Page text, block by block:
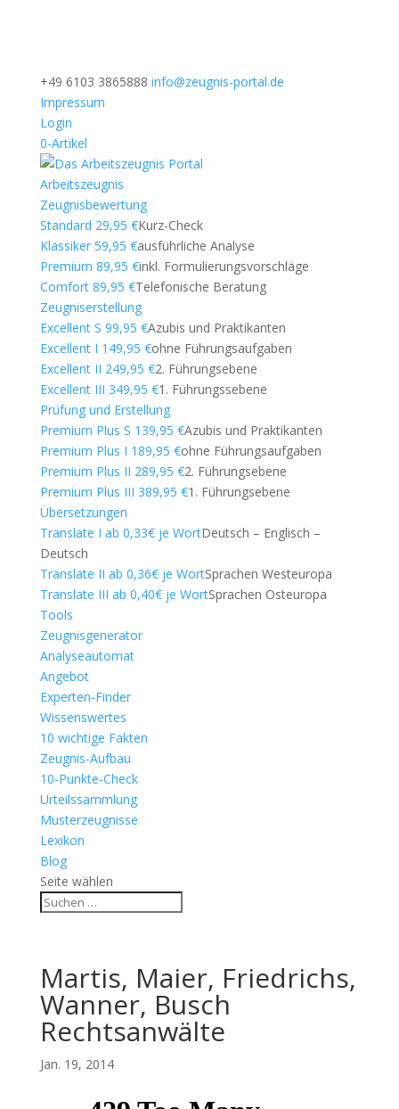
+49 6103 3865888 info@zeugnis-portal.de
Impressum
Login
0-Artikel
Arbeitszeugnis
Zeugnisbewertung
Standard 29,95 €Kurz-Check
Klassiker 59,95 €ausführliche Analyse
Premium 89,95 €inkl. Formulierungsvorschläge
Comfort 89,95 €Telefonische Beratung
Zeugniserstellung
Excellent S 99,95 €Azubis und Praktikanten
Excellent I 149,95 €ohne Führungsaufgaben
Excellent II 249,95 €2. Führungsebene
Excellent III 349,95 €1. Führungssebene
Prüfung und Erstellung
Premium Plus S 139,95 €Azubis und Praktikanten
Premium Plus I 189,95 €ohne Führungsaufgaben
Premium Plus II 289,95 €2. Führungsebene
Premium Plus III 389,95 €1. Führungsebene
Übersetzungen
Translate I ab 0,33€ je WortDeutsch – Englisch –
Deutsch
Translate II ab 0,36€ je WortSprachen Westeuropa
Translate III ab 0,40€ je WortSprachen Osteuropa
Tools
Zeugnisgenerator
Analyseautomat
Angebot
Experten-Finder
Wissenswertes
10 wichtige Fakten
Zeugnis-Aufbau
10-Punkte-Check
Urteilssammlung
Musterzeugnisse
Lexikon
Blog
Seite wählen
Martis, Maier, Friedrichs,
Wanner, Busch
Rechtsanwälte
Jan. 19, 2014